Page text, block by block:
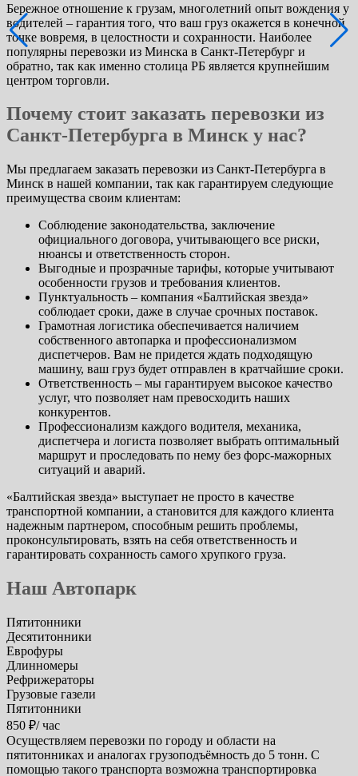
Бережное отношение к грузам, многолетний опыт вождения у
водителей – гарантия того, что ваш груз окажется в конечной
точке вовремя, в целостности и сохранности. Наиболее
популярны перевозки из Минска в Санкт-Петербург и
обратно, так как именно столица РБ является крупнейшим
центром торговли.
Почему стоит заказать перевозки из
Санкт-Петербурга в Минск у нас?
Мы предлагаем заказать перевозки из Санкт-Петербурга в
Минск в нашей компании, так как гарантируем следующие
преимущества своим клиентам:
Соблюдение законодательства, заключение
официального договора, учитывающего все риски,
нюансы и ответственность сторон.
Выгодные и прозрачные тарифы, которые учитывают
особенности грузов и требования клиентов.
Пунктуальность – компания «Балтийская звезда»
соблюдает сроки, даже в случае срочных поставок.
Грамотная логистика обеспечивается наличием
собственного автопарка и профессионализмом
диспетчеров. Вам не придется ждать подходящую
машину, ваш груз будет отправлен в кратчайшие сроки.
Ответственность – мы гарантируем высокое качество
услуг, что позволяет нам превосходить наших
конкурентов.
Профессионализм каждого водителя, механика,
диспетчера и логиста позволяет выбрать оптимальный
маршрут и проследовать по нему без форс-мажорных
ситуаций и аварий.
«Балтийская звезда» выступает не просто в качестве
транспортной компании, а становится для каждого клиента
надежным партнером, способным решить проблемы,
проконсультировать, взять на себя ответственность и
гарантировать сохранность самого хрупкого груза.
Наш Автопарк
Пятитонники
Десятитонники
Еврофуры
Длинномеры
Рефрижераторы
Грузовые газели
Пятитонники
850 ₽/ час
Осуществляем перевозки по городу и области на
пятитонниках и аналогах грузоподъёмность до 5 тонн. С
помощью такого транспорта возможна транспортировка